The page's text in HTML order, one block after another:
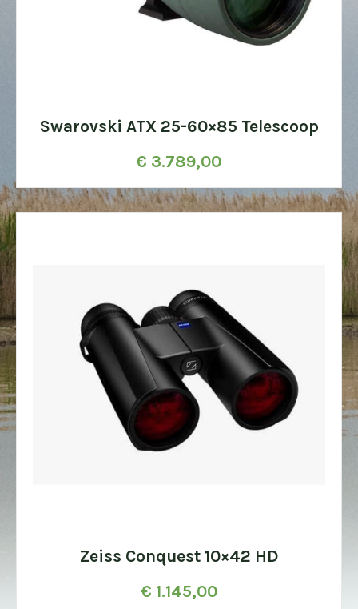
Swarovski ATX 25-60×85 Telescoop
€ 3.789,00
Zeiss Conquest 10×42 HD
€ 1.145,00